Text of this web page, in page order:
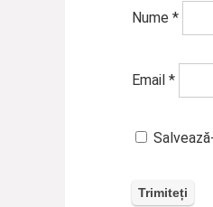
Nume *
Email *